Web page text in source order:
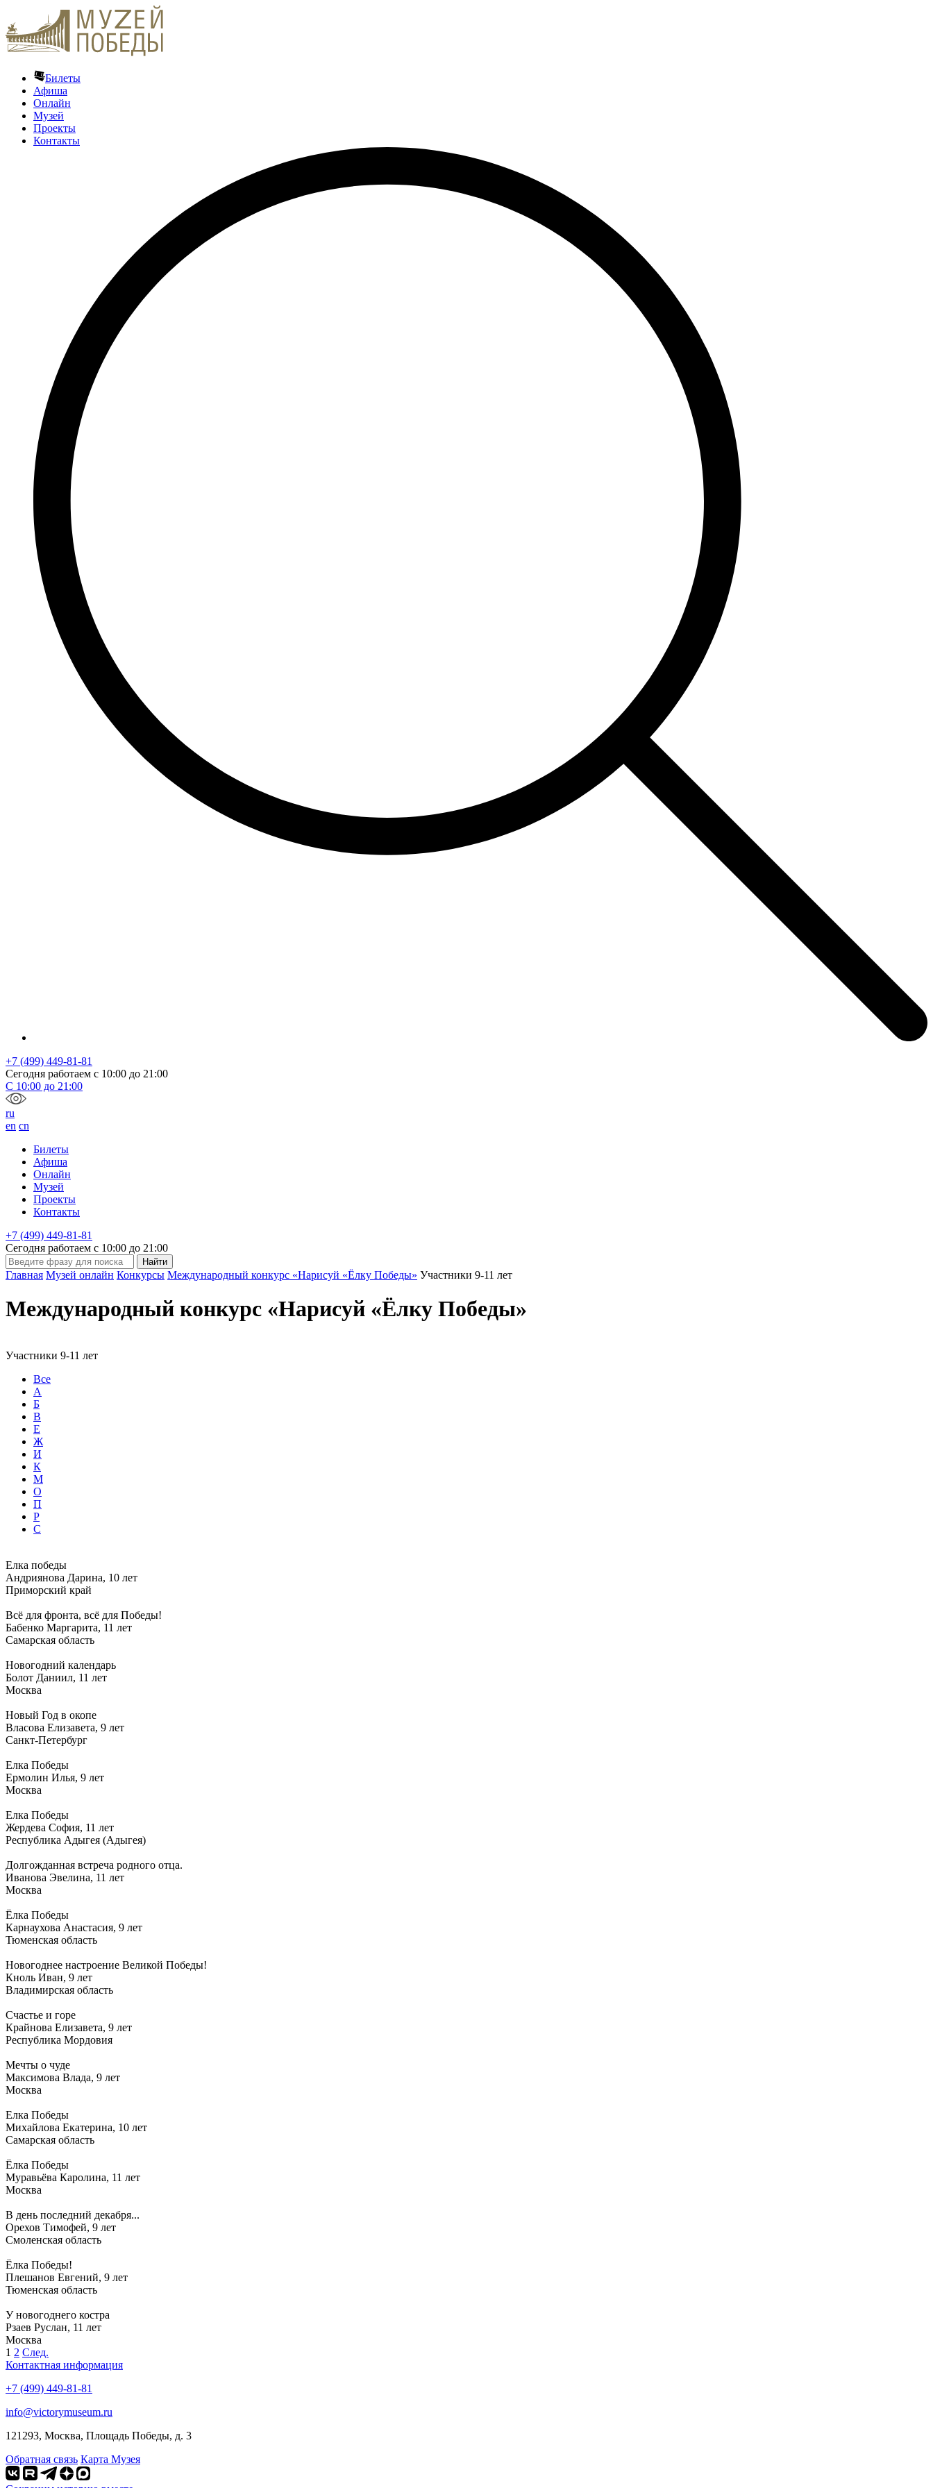
Билеты
Афиша
Онлайн
Музей
Проекты
Контакты
+7 (499) 449-81-81
Сегодня работаем с 10:00 до 21:00
С 10:00 до 21:00
ru
en cn
Билеты
Афиша
Онлайн
Музей
Проекты
Контакты
+7 (499) 449-81-81
Сегодня работаем с 10:00 до 21:00
Главная Музей онлайн Конкурсы Международный конкурс «Нарисуй «Ёлку Победы» Участники 9-11 лет
Международный конкурс «Нарисуй «Ёлку Победы»
Участники 9-11 лет
Все
А
Б
В
Е
Ж
И
К
М
О
П
Р
С
Елка победы
Андриянова Дарина, 10 лет
Приморский край
Всё для фронта, всё для Победы!
Бабенко Маргарита, 11 лет
Самарская область
Новогодний календарь
Болот Даниил, 11 лет
Москва
Новый Год в окопе
Власова Елизавета, 9 лет
Санкт-Петербург
Елка Победы
Ермолин Илья, 9 лет
Москва
Елка Победы
Жердева София, 11 лет
Республика Адыгея (Адыгея)
Долгожданная встреча родного отца.
Иванова Эвелина, 11 лет
Москва
Ёлка Победы
Карнаухова Анастасия, 9 лет
Тюменская область
Новогоднее настроение Великой Победы!
Кноль Иван, 9 лет
Владимирская область
Счастье и горе
Крайнова Елизавета, 9 лет
Республика Мордовия
Мечты о чуде
Максимова Влада, 9 лет
Москва
Елка Победы
Михайлова Екатерина, 10 лет
Самарская область
Ёлка Победы
Муравьёва Каролина, 11 лет
Москва
В день последний декабря...
Орехов Тимофей, 9 лет
Смоленская область
Ёлка Победы!
Плешанов Евгений, 9 лет
Тюменская область
У новогоднего костра
Рзаев Руслан, 11 лет
Москва
1 2 След.
Контактная информация
+7 (499) 449-81-81
info@victorymuseum.ru
121293, Москва, Площадь Победы, д. 3
Обратная связь Карта Музея